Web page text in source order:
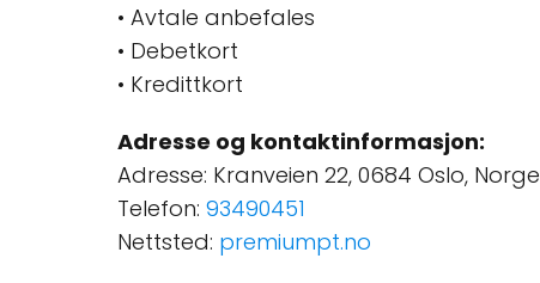
• Avtale anbefales
• Debetkort
• Kredittkort
Adresse og kontaktinformasjon:
Adresse: Kranveien 22, 0684 Oslo, Norge
Telefon: 93490451
Nettsted: premiumpt.no